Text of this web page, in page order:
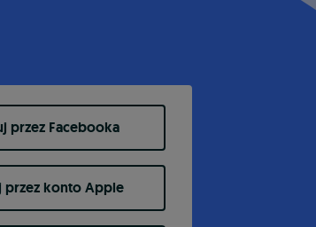
przez Facebooka
przez konto Apple